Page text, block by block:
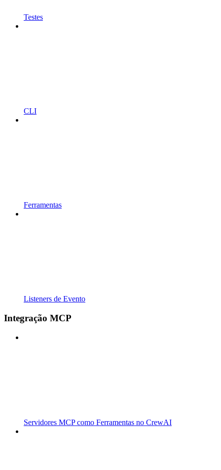
Testes
CLI
Ferramentas
Listeners de Evento
Integração MCP
Servidores MCP como Ferramentas no CrewAI